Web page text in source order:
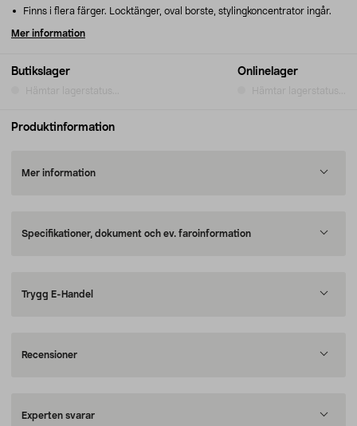
Butikslager
Hämtar lagerstatus...
Onlinelager
Hämtar lagerstatus...
Finns i flera färger. Locktänger, oval borste, stylingkoncentrator ingår.
Mer information
Produktinformation
Mer information
Specifikationer, dokument och ev. faroinformation
Trygg E-Handel
Recensioner
Experten svarar